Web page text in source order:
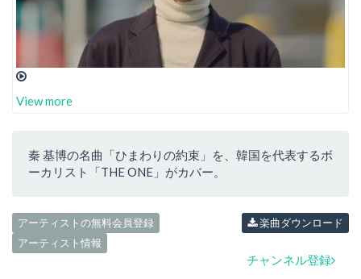
View more
秦 基博の名曲「ひまわりの約束」を、韓国を代表するボ
ーカリスト「THE ONE」がカバー。
アーティストの無料会員登録
アーティスト情報
楽曲ダウンロード
チャンネル登録